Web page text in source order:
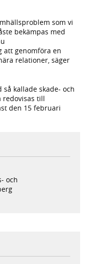
som vi
bekämpas med
att genomföra en
relationer, säger
kallade skade- och
redovisas till
den 15 februari
och